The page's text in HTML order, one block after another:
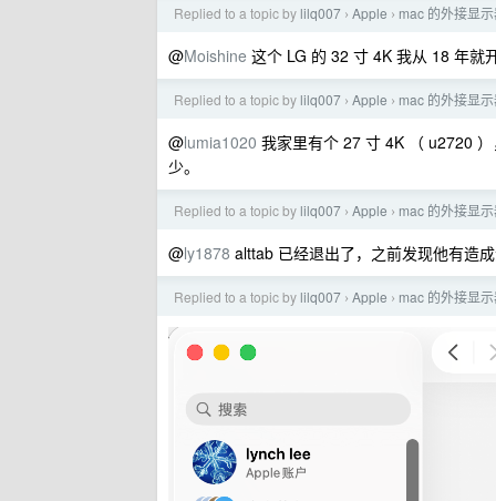
Replied to a topic by lilq007 › Apple › mac 的外接显
@Moishine 这个 LG 的 32 寸 4K 我从 18 年就
Replied to a topic by lilq007 › Apple › mac 的外接显
@lumia1020 我家里有个 27 寸 4K （ u2720
少。
Replied to a topic by lilq007 › Apple › mac 的外接显
@ly1878 alttab 已经退出了，之前发现他有造
Replied to a topic by lilq007 › Apple › mac 的外接显